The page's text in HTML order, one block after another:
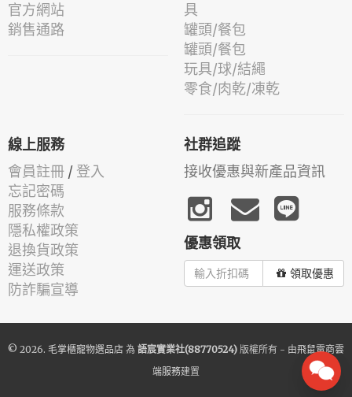
官方網站
銷售通路
具
罐頭/餐包
罐頭/餐包
玩具/球/結繩
零食/肉乾/凍乾
線上服務
會員註冊 / 登入
忘記密碼
服務條款
隱私權政策
退換貨政策
運送政策
防詐騙宣導
社群追蹤
接收優惠與新產品資訊
優惠領取
領取優惠
© 2026. 毛掌櫃寵物選品店 為 語宸實業社(88770524) 版權所有 - 由飛鼠電商雲
端服務建置